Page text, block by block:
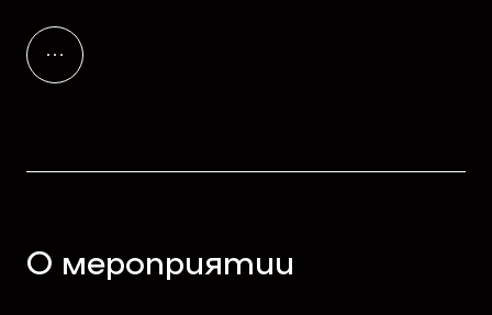
О мероприятии